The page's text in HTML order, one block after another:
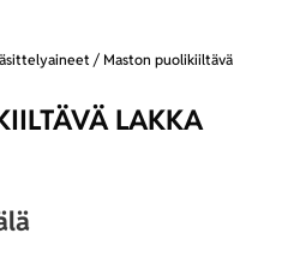
/ Maston puolikiiltävä
LAKKA